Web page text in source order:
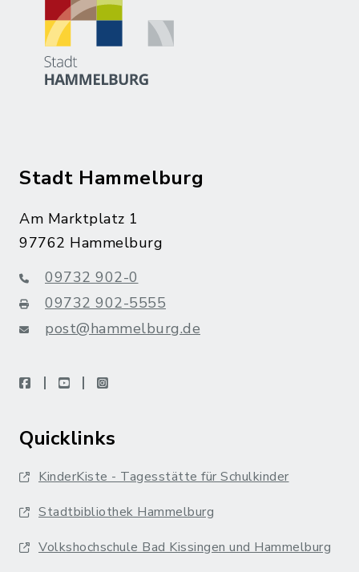
Stadt Hammelburg
Am Marktplatz 1
97762 Hammelburg
09732 902-0
09732 902-5555
post@hammelburg.de
facebookyoutubeinstagram
Quicklinks
KinderKiste - Tagesstätte für Schulkinder
Stadtbibliothek Hammelburg
Volkshochschule Bad Kissingen und Hammelburg